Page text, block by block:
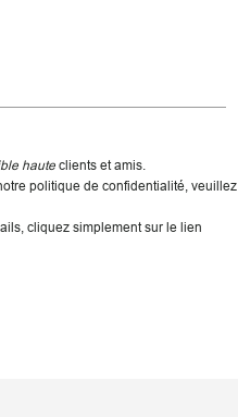
haute clients et amis.
politique de confidentialité, veuillez
cliquez simplement sur le lien